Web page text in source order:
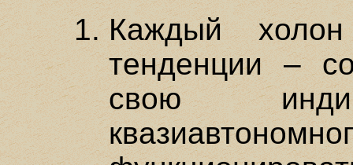
Каждый
тенденции –
свою